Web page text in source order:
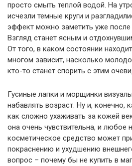
просто смыть теплой водой. На
исчезли темные круги и
эффект можно заметить уже
Взгляд станет ясным и
От того, в каком состоянии
многом зависит, насколько
кто-то станет спорить с этим
Гусиные лапки и морщинки
набавлять возраст. Ну и, конечно,
как сложно ухаживать за кожей
она очень чувствительна, и любое
косметическое средство может
покраснению и ухудшению
вопрос – почему бы не купить в